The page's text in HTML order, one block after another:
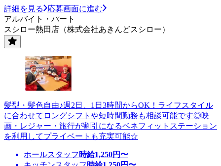
詳細を見る
応募画面に進む
アルバイト・パート
スシロー熱田店（株式会社あきんどスシロー）
髪型・髪色自由♪週2日、1日3時間からOK！ライフスタイル
に合わせてロングシフトや短時間勤務も相談可能です◎映
画・レジャー・旅行が割引になるベネフィットステーション
を利用してプライベートも充実可能☆
ホールスタッフ 時給1,250円〜